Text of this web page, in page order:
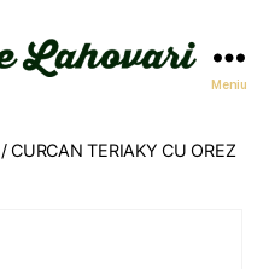
Meniu
/ CURCAN TERIAKY CU OREZ